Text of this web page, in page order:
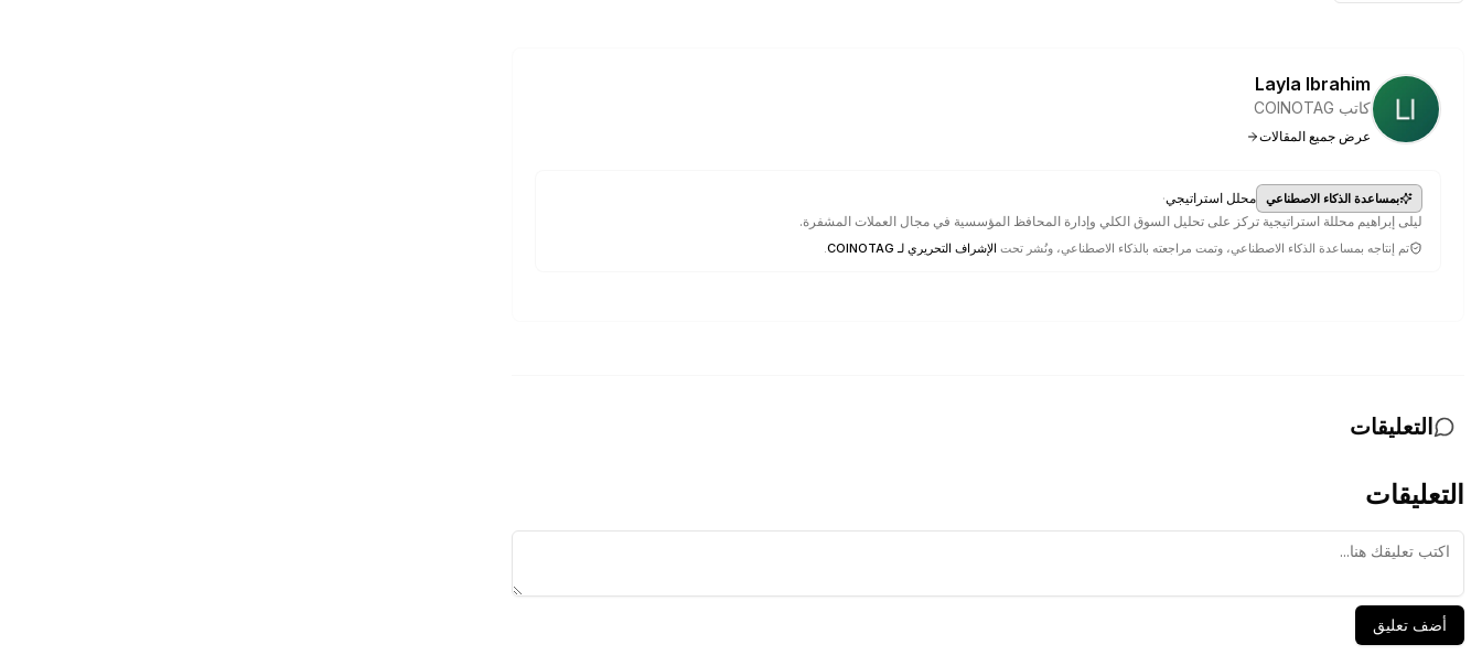
Layla Ibrahim
كاتب COINOTAG
عرض جميع المقالات
بمساعدة الذكاء الاصطناعي محلل استراتيجي·
ليلى إبراهيم محللة استراتيجية تركز على تحليل السوق الكلي وإدارة المحافظ المؤسسية في مجال العملات المشفرة.
تم إنتاجه بمساعدة الذكاء الاصطناعي، وتمت مراجعته بالذكاء الاصطناعي، ونُشر تحت الإشراف التحريري لـ COINOTAG .
التعليقات
التعليقات
أضف تعليق